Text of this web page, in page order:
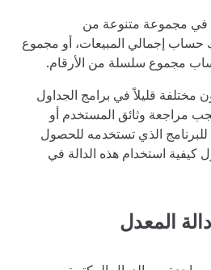
في مجموعة متنوعة من
حساب إجمالي المبيعات، أو مجموع
مجموع سلسلة من الأرقام.
مختلفة قليلاً في برامج الجداول
يجب مراجعة وثائق المستخدم أو
للبرنامج الذي تستخدمه للحصول
كيفية استخدام هذه الدالة في
المعدل